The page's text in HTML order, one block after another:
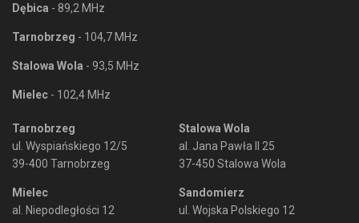
Dębica - 89,2 MHz
Tarnobrzeg - 104,7 MHz
Stalowa Wola - 93,5 MHz
Mielec - 102,4 MHz
Tarnobrzeg
ul. Wyspiańskiego 12/5
39-400 Tarnobrzeg
Mielec
al. Niepodległości 12
Stalowa Wola
al. Jana Pawła II 25
37-450 Stalowa Wola
Sandomierz
ul. Wojska Polskiego 12